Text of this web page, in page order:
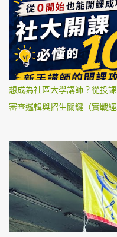
想成為社區大學講師？從投
審查邏輯與招生關鍵（實戰